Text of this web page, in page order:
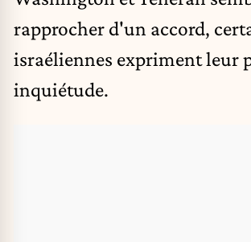
rapprocher d'un accord,
israéliennes expriment leur
inquiétude.